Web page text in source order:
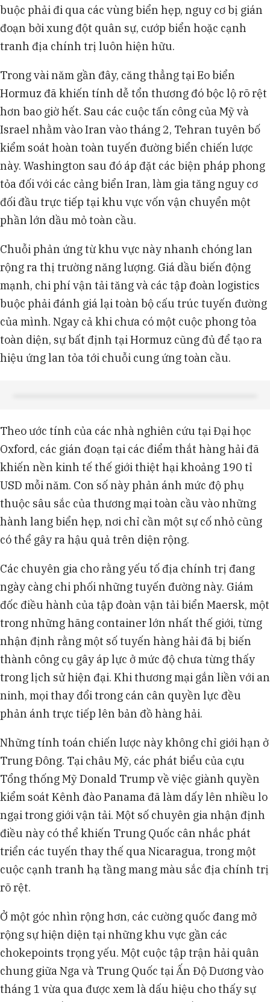
buộc phải đi qua các vùng biển hẹp, nguy cơ bị gián
đoạn bởi xung đột quân sự, cướp biển hoặc cạnh
tranh địa chính trị luôn hiện hữu.
Trong vài năm gần đây, căng thẳng tại Eo biển
Hormuz đã khiến tính dễ tổn thương đó bộc lộ rõ rệt
hơn bao giờ hết. Sau các cuộc tấn công của Mỹ và
Israel nhằm vào Iran vào tháng 2, Tehran tuyên bố
kiểm soát hoàn toàn tuyến đường biển chiến lược
này. Washington sau đó áp đặt các biện pháp phong
tỏa đối với các cảng biển Iran, làm gia tăng nguy cơ
đối đầu trực tiếp tại khu vực vốn vận chuyển một
phần lớn dầu mỏ toàn cầu.
Chuỗi phản ứng từ khu vực này nhanh chóng lan
rộng ra thị trường năng lượng. Giá dầu biến động
mạnh, chi phí vận tải tăng và các tập đoàn logistics
buộc phải đánh giá lại toàn bộ cấu trúc tuyến đường
của mình. Ngay cả khi chưa có một cuộc phong tỏa
toàn diện, sự bất định tại Hormuz cũng đủ để tạo ra
hiệu ứng lan tỏa tới chuỗi cung ứng toàn cầu.
Theo ước tính của các nhà nghiên cứu tại Đại học
Oxford, các gián đoạn tại các điểm thắt hàng hải đã
khiến nền kinh tế thế giới thiệt hại khoảng 190 tỉ
USD mỗi năm. Con số này phản ánh mức độ phụ
thuộc sâu sắc của thương mại toàn cầu vào những
hành lang biển hẹp, nơi chỉ cần một sự cố nhỏ cũng
có thể gây ra hậu quả trên diện rộng.
Các chuyên gia cho rằng yếu tố địa chính trị đang
ngày càng chi phối những tuyến đường này. Giám
đốc điều hành của tập đoàn vận tải biển Maersk, một
trong những hãng container lớn nhất thế giới, từng
nhận định rằng một số tuyến hàng hải đã bị biến
thành công cụ gây áp lực ở mức độ chưa từng thấy
trong lịch sử hiện đại. Khi thương mại gắn liền với an
ninh, mọi thay đổi trong cán cân quyền lực đều
phản ánh trực tiếp lên bản đồ hàng hải.
Những tính toán chiến lược này không chỉ giới hạn ở
Trung Đông. Tại châu Mỹ, các phát biểu của cựu
Tổng thống Mỹ Donald Trump về việc giành quyền
kiểm soát Kênh đào Panama đã làm dấy lên nhiều lo
ngại trong giới vận tải. Một số chuyên gia nhận định
điều này có thể khiến Trung Quốc cân nhắc phát
triển các tuyến thay thế qua Nicaragua, trong một
cuộc cạnh tranh hạ tầng mang màu sắc địa chính trị
rõ rệt.
Ở một góc nhìn rộng hơn, các cường quốc đang mở
rộng sự hiện diện tại những khu vực gần các
chokepoints trọng yếu. Một cuộc tập trận hải quân
chung giữa Nga và Trung Quốc tại Ấn Độ Dương vào
tháng 1 vừa qua được xem là dấu hiệu cho thấy sự